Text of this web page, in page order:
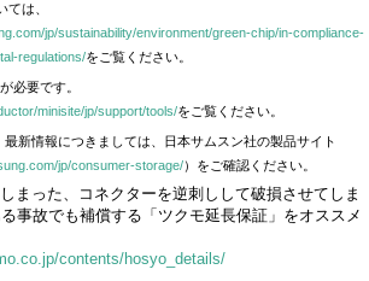
は、
jp/sustainability/environment/green-chip/in-compliance-
regulations/をご覧ください。
必要です。
minisite/jp/support/tools/をご覧ください。
新情報につきましては、日本サムスン社の製品サイト
jp/consumer-storage/）をご確認ください。
まった、コネクターを逆刺しして破損させてしま
事故でも補償する「ツクモ延長保証」をオススメ
contents/hosyo_details/